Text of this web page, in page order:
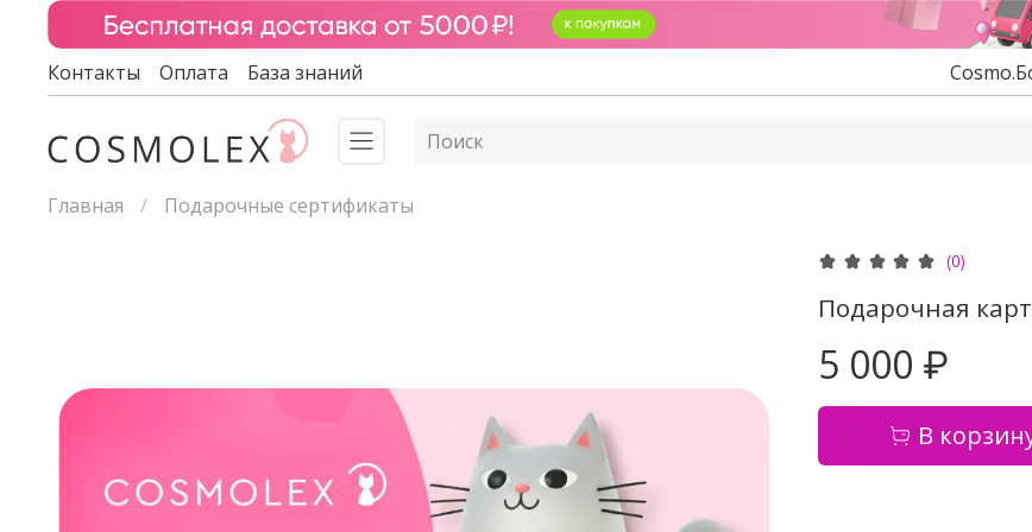
Контакты Оплата База знаний
Главная
Подарочные сертификаты
(0)
Подарочная
5 000 ₽
В